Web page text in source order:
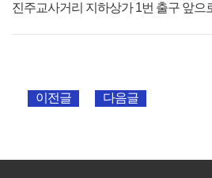
진주교사거리 지하상가 1번 출구 앞으
이전글
다음글